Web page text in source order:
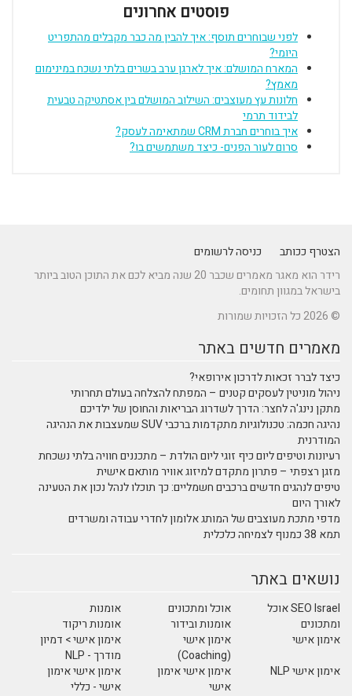
פוסטים אחרונים
לפני שבוחרים תוסף: איך להבין מה כבר מקבלים מהתפריט
היומי?
המארח המושלם: איך לארגן ערב בשרים בלתי נשכח במינימום
מאמץ?
חלונות עץ מעוצבים: השילוב המושלם בין אסתטיקה טבעית
לבידוד תרמי
איך בוחרים חברת CRM שמתאימה לעסק?
סרום לעור הפנים- כיצד משתמשים בו?
הצטרף ככותב
כניסה לרשומים
רידר הוא מאגר מאמרים שכבר 20 שנה מביא לכם את התוכן הטוב ביותר
בישראל במגוון תחומים.
© 2026 כל הזכויות שמורות
מאמרים חדשים באתר
כיצד לברר זכאות לדרכון אירופאי?
ניהול מוניטין לעסקים קטנים – המפתח להצלחה בעולם תחרותי
מתקן נינג'ה לחצר: הדרך לשדרוג הבריאות והחוסן של ילדיכם
נהיגה חכמה: טכנולוגיות מתקדמות ברכבי SUV שמעצבות את הנהיגה
המודרנית
רעיונות וטיפים ליום כיף זוגי ליום הולדת – מתכננים חוויה בלתי נשכחת
מזגן רצפתי – פתרון מתקדם למיזוג אוויר מותאם אישית
טיפים לנהגים חדשים ברכבים חשמליים: כך תוכלו לנהל נכון את הטעינה
לאורך היום
מדפי מתכת מעוצבים של המותג אלומון לחדרי עבודה ומשרדים
תמא 38 כמנוף לצמיחה כלכלית
נושאים באתר
SEO Israel אוכל
ומתכונים
אוכל ומתכונים
אומנות
אומנות ובידור
אומנות ריקוד
אימון אישי
אימון אישי
(Coaching)
אימון אישי > דמיון
מודרך - NLP
אימון אישי NLP
אימון אישי אימון
אישי
אימון אישי אימון
אישי - כללי